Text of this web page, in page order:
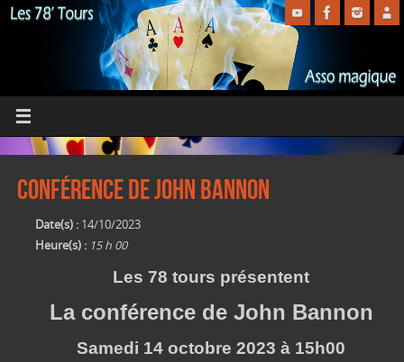
Conférence de John Bannon
Date(s) :14/10/2023
Heure(s) : 15 h 00
Les 78 tours présentent
La conférence de John Bannon
Samedi 14 octobre 2023 à 15h00